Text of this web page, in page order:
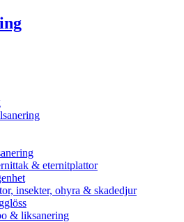
& eternitplattor
insekter, ohyra & skadedjur
& liksanering